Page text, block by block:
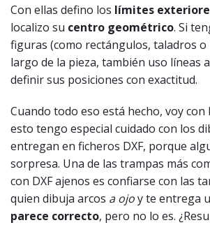
Con ellas defino los límites
localizo su centro geométrico. Si
figuras (como rectángulos, taladros o
largo de la pieza, también uso líneas
definir sus posiciones con exactitud.
Cuando todo eso está hecho, voy con
esto tengo especial cuidado con los
entregan en ficheros DXF, porque
sorpresa. Una de las trampas más
con DXF ajenos es confiarse con las
quien dibuja arcos a ojoy te entrega
parece correcto, pero no lo es.